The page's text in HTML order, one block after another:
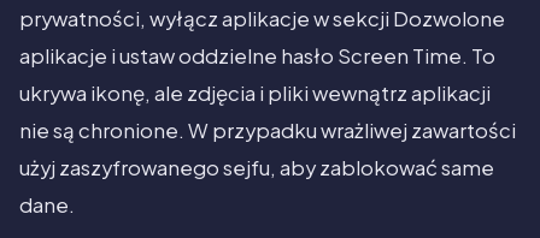
prywatności, wyłącz aplikacje w sekcji Dozwolone
aplikacje i ustaw oddzielne hasło Screen Time. To
ukrywa ikonę, ale zdjęcia i pliki wewnątrz aplikacji
nie są chronione. W przypadku wrażliwej zawartości
użyj zaszyfrowanego sejfu, aby zablokować same
dane.